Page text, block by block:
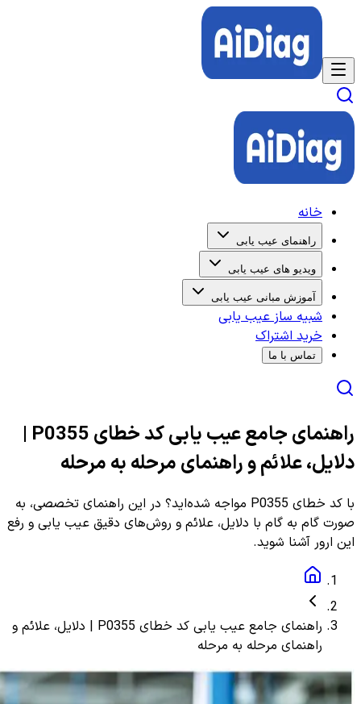
خانه
راهنمای عیب یابی
ویدیو های عیب یابی
آموزش مبانی عیب یابی
شبیه ساز عیب یابی
خرید اشتراک
تماس با ما
راهنمای جامع عیب یابی کد خطای P0355 |
دلایل، علائم و راهنمای مرحله به مرحله
با کد خطای P0355 مواجه شده‌اید؟ در این راهنمای تخصصی، به
صورت گام به گام با دلایل، علائم و روش‌های دقیق عیب یابی و رفع
این ارور آشنا شوید.
راهنمای جامع عیب یابی کد خطای P0355 | دلایل، علائم و
راهنمای مرحله به مرحله